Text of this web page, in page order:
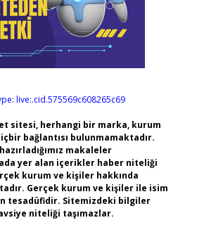
live:.cid.575569c608265c69
sitesi, herhangi bir marka, kurum
bağlantısı bulunmamaktadır.
makaleler
yer alan içerikler haber niteliği
kurum ve kişiler hakkında
Gerçek kurum ve kişiler ile isim
tesadüfidir. Sitemizdeki bilgiler
niteliği taşımazlar.